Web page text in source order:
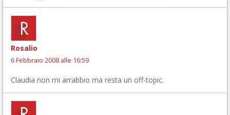
Rosalio
6 Febbraio 2008 alle 16:59
Claudia non mi arrabbio ma resta un off-topic.